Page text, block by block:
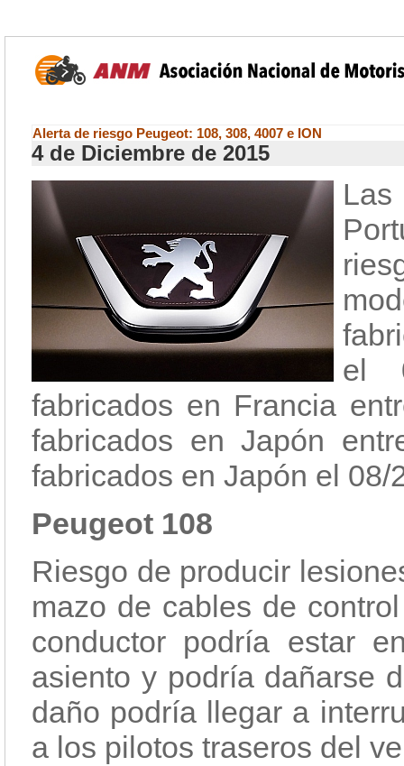
Alerta de riesgo Peugeot: 108, 308, 4007 e ION
4 de Diciembre de 2015
el
fabricados en Francia
fabricados en Japón
fabricados en Japón el 08/
Peugeot 108
Riesgo de producir
mazo de cables de
conductor podría estar
asiento y podría dañarse
daño podría llegar a
a los pilotos traseros del